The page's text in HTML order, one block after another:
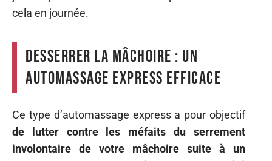
cela en journée.
Desserrer la mâchoire : un
automassage express efficace
Ce type d’automassage express a pour objectif
de lutter contre les méfaits du serrement
involontaire de votre mâchoire suite à un